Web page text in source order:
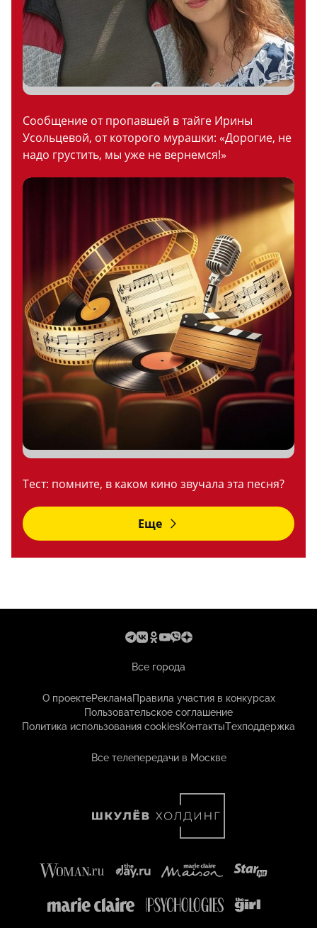
Сообщение от пропавшей в тайге Ирины
Усольцевой, от которого мурашки: «Дорогие, не
надо грустить, мы уже не вернемся!»
Тест: помните, в каком кино звучала эта песня?
Еще
Все города
О проектеРекламаПравила участия в конкурсах
Пользовательское соглашение
Политика использования cookiesКонтактыТехподдержка
Все телепередачи в Москве